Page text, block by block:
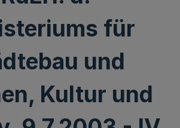
für
und
Kultur und